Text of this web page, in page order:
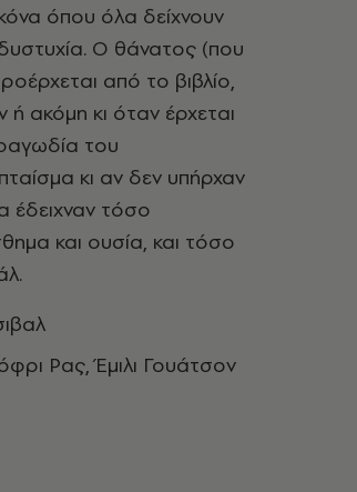
όπου όλα δείχνουν
Ο θάνατος (που
από το βιβλίο,
ή ακόμη κι όταν έρχεται
του
κι αν δεν υπήρχαν
έδειχναν τόσο
και ουσία, και τόσο
Ρας, Έμιλι Γουάτσον